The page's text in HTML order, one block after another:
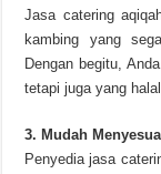
Jasa catering
kambing yang
Dengan begitu,
tetapi juga yang
3. Mudah
Penyedia jasa